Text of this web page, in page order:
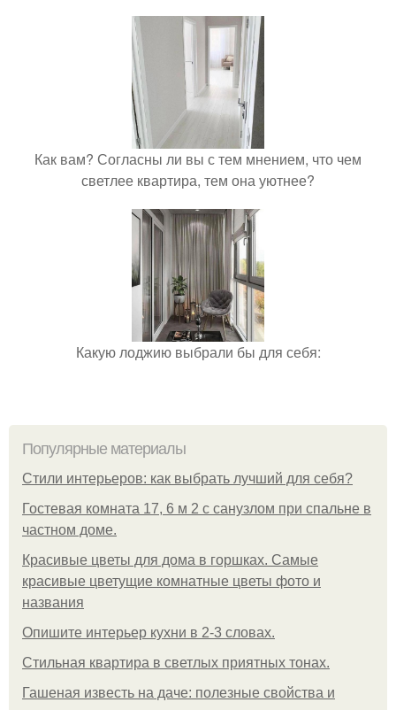
Как вам? Согласны ли вы с тем мнением, что чем
светлее квартира, тем она уютнее?
Какую лоджию выбрали бы для себя:
Популярные материалы
Стили интерьеров: как выбрать лучший для себя?
Гостевая комната 17, 6 м 2 с санузлом при спальне в
частном доме.
Красивые цветы для дома в горшках. Самые
красивые цветущие комнатные цветы фото и
названия
Опишите интерьер кухни в 2-3 словах.
Стильная квартира в светлых приятных тонах.
Гашеная известь на даче: полезные свойства и